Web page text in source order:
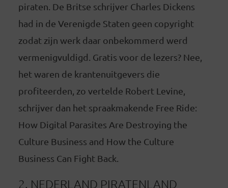
piraten. De Britse schrijver Charles Dickens
had in de Verenigde Staten geen copyright
zodat zijn werk daar onbekommerd werd
vermenigvuldigd. Gratis voor de lezers? Nee,
het waren de krantenuitgevers die
profiteerden, zo vertelde Robert Levine,
schrijver dan het spraakmakende Free Ride:
How Digital Parasites Are Destroying the
Culture Business and How the Culture
Business Can Fight Back.
2. NEDERLAND PIRATENLAND